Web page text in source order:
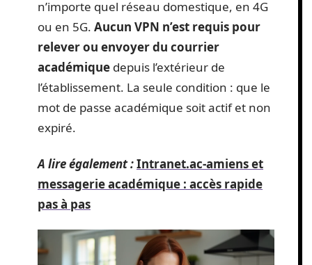
n’importe quel réseau domestique, en 4G
ou en 5G. Aucun VPN n’est requis pour
relever ou envoyer du courrier
académique depuis l’extérieur de
l’établissement. La seule condition : que le
mot de passe académique soit actif et non
expiré.
A lire également :Intranet.ac-amiens et
messagerie académique : accès rapide
pas à pas